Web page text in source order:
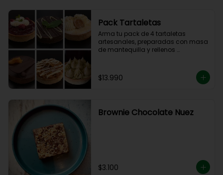
Pack Tartaletas
Arma tu pack de 4 tartaletas
artesanales, preparadas con masa
de mantequilla y rellenos
opciones disponibles para
completar tu pack.
$13.990
Brownie Chocolate Nuez
$3.100